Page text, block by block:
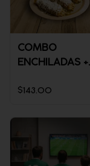
COMBO
ENCHILADAS +
$143.00